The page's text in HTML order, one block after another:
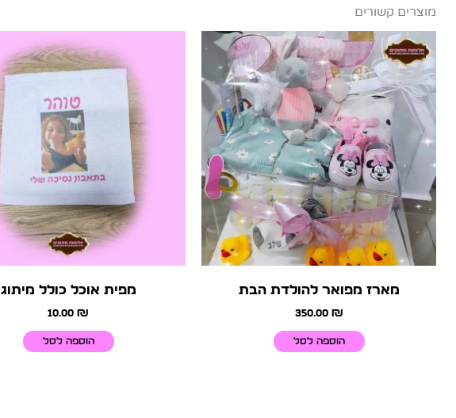
מוצרים קשורים
מארז מפואר להולדת הבת
350.00 ₪
הוספה לסל
מפית אוכל כולל מיתוג
10.00 ₪
הוספה לסל